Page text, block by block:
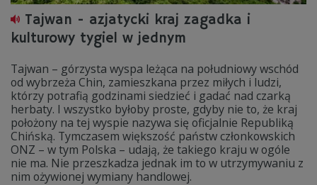
Tajwan - azjatycki kraj zagadka i
kulturowy tygiel w jednym
Tajwan – górzysta wyspa leżąca na południowy wschód
od wybrzeża Chin, zamieszkana przez miłych i ludzi,
którzy potrafią godzinami siedzieć i gadać nad czarką
herbaty. I wszystko byłoby proste, gdyby nie to, że kraj
położony na tej wyspie nazywa się oficjalnie Republiką
Chińską. Tymczasem większość państw członkowskich
ONZ – w tym Polska – udają, że takiego kraju w ogóle
nie ma. Nie przeszkadza jednak im to w utrzymywaniu z
nim ożywionej wymiany handlowej.